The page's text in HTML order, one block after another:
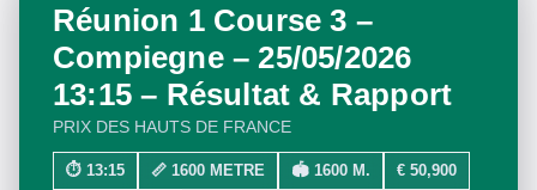
Réunion 1 Course 3 –
Compiegne – 25/05/2026
13:15 – Résultat & Rapport
PRIX DES HAUTS DE FRANCE
⏱ 13:15 📏 1600 METRE 🏟 1600 M. € 50,900